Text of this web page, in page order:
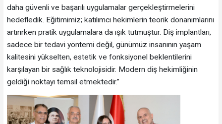
daha güvenli ve başarılı uygulamalar gerçekleştirmelerini
hedefledik. Eğitimimiz; katılımcı hekimlerin teorik donanımlarını
artırırken pratik uygulamalara da ışık tutmuştur. Diş implantları,
sadece bir tedavi yöntemi değil, günümüz insanının yaşam
kalitesini yükselten, estetik ve fonksiyonel beklentilerini
karşılayan bir sağlık teknolojisidir. Modern diş hekimliğinin
geldiği noktayı temsil etmektedir.”